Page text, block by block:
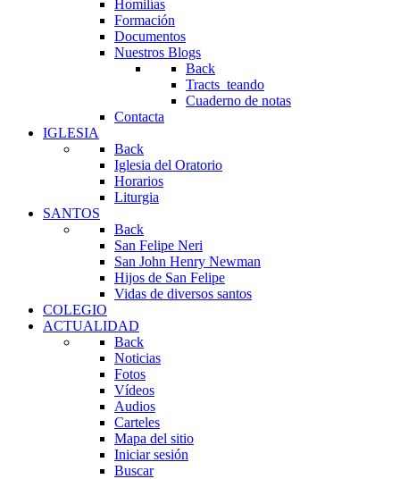
Homilías
Formación
Documentos
Nuestros Blogs
Back
Tracts_teando
Cuaderno de notas
Contacta
IGLESIA
Back
Iglesia del Oratorio
Horarios
Liturgia
SANTOS
Back
San Felipe Neri
San John Henry Newman
Hijos de San Felipe
Vidas de diversos santos
COLEGIO
ACTUALIDAD
Back
Noticias
Fotos
Vídeos
Audios
Carteles
Mapa del sitio
Iniciar sesión
Buscar